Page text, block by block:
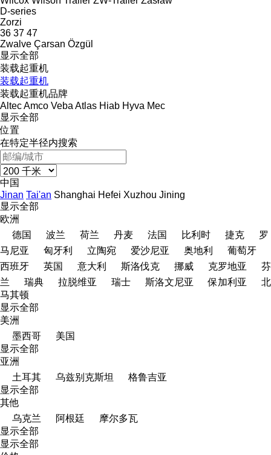
D-series
Zorzi
36 37 47
Zwalve Çarsan Özgül
显示全部
装载起重机
装载起重机
装载起重机品牌
AltecAmco Veba Atlas Hiab Hyva Mec
显示全部
位置
在特定半径内搜索
中国
Jinan Tai'an Shanghai Hefei Xuzhou Jining
显示全部
欧洲
德国
波兰 荷兰 丹麦 法国 比利时 捷克
罗
马尼亚
匈牙利 立陶宛 爱沙尼亚 奥地利
葡萄牙
西班牙
英国 意大利 斯洛伐克 挪威 克罗地亚
芬
兰
瑞典 拉脱维亚 瑞士 斯洛文尼亚 保加利亚
北
马其顿
显示全部
美洲
墨西哥
美国
显示全部
亚洲
土耳其
乌兹别克斯坦
格鲁吉亚
显示全部
其他
乌克兰
阿根廷
摩尔多瓦
显示全部
显示全部